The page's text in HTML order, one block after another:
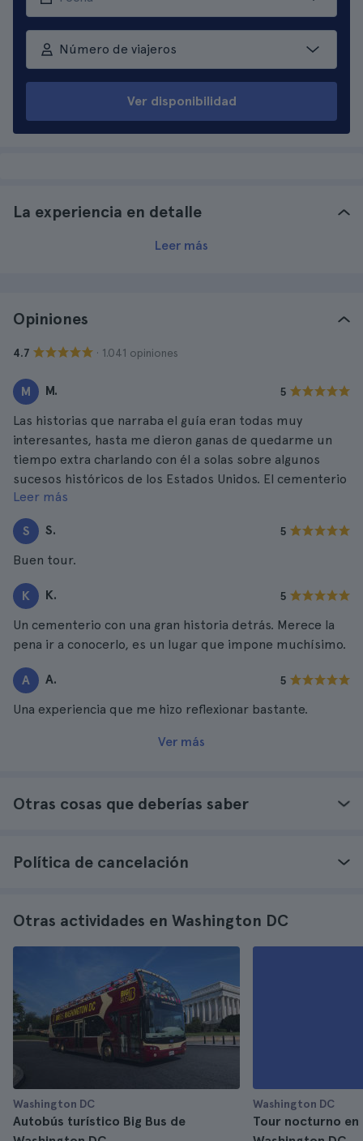
Número de viajeros
Ver disponibilidad
La experiencia en detalle
Leer más
Opiniones
4.7 · 1.041 opiniones
M M. 5
Las historias que narraba el guía eran todas muy
interesantes, hasta me dieron ganas de quedarme un
tiempo extra charlando con él a solas sobre algunos
sucesos históricos de los Estados Unidos. El cementerio
es mucho más grande de lo que esperaba. Un tour
recomendable, aunque el precio me parece algo
elevado.
Leer más
S S. 5
Buen tour.
K K. 5
Un cementerio con una gran historia detrás. Merece la
pena ir a conocerlo, es un lugar que impone muchísimo.
A A. 5
Una experiencia que me hizo reflexionar bastante.
Ver más
Otras cosas que deberías saber
Política de cancelación
Otras actividades en Washington DC
Washington DC
Autobús turístico Big Bus de
Washington DC
Tour nocturno